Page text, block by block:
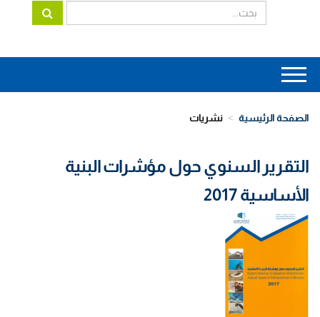
Main
navigation
الصفحة الرئيسية نشريات
التقرير السنوي حول مؤشرات البنية
الأساسية 2017